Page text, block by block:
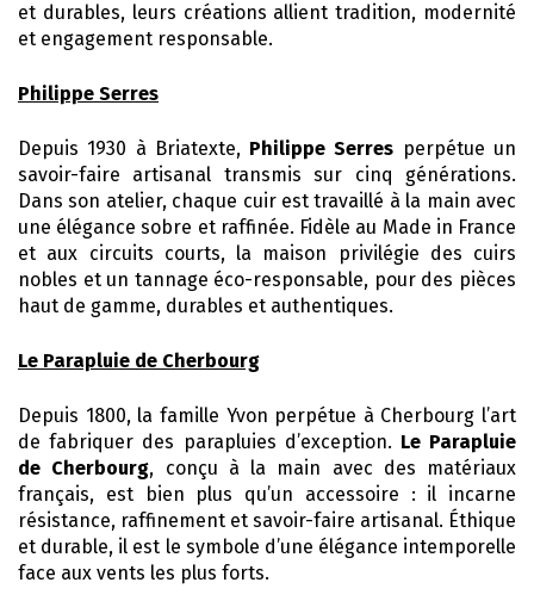
et durables, leurs créations allient tradition, modernité
et engagement responsable.
Philippe Serres
Depuis 1930 à Briatexte, Philippe Serres perpétue un
savoir-faire artisanal transmis sur cinq générations.
Dans son atelier, chaque cuir est travaillé à la main avec
une élégance sobre et raffinée. Fidèle au Made in France
et aux circuits courts, la maison privilégie des cuirs
nobles et un tannage éco-responsable, pour des pièces
haut de gamme, durables et authentiques.
Le Parapluie de Cherbourg
Depuis 1800, la famille Yvon perpétue à Cherbourg l’art
de fabriquer des parapluies d’exception. Le Parapluie
de Cherbourg, conçu à la main avec des matériaux
français, est bien plus qu’un accessoire : il incarne
résistance, raffinement et savoir-faire artisanal. Éthique
et durable, il est le symbole d’une élégance intemporelle
face aux vents les plus forts.